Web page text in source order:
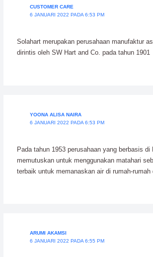
CUSTOMER CARE
6 JANUARI 2022 PADA 6:53 PM
Solahart merupakan perusahaan manufaktur
dirintis oleh SW Hart and Co. pada tahun 1901
YOONA ALISA NAIRA
6 JANUARI 2022 PADA 6:53 PM
Pada tahun 1953 perusahaan yang berbasis di
memutuskan untuk menggunakan matahari
terbaik untuk memanaskan air di rumah-
ARUMI AKAMSI
6 JANUARI 2022 PADA 6:55 PM